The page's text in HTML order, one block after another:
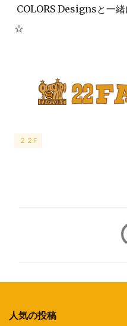
COLORS Designsと一
☆
２２F
人気の投稿